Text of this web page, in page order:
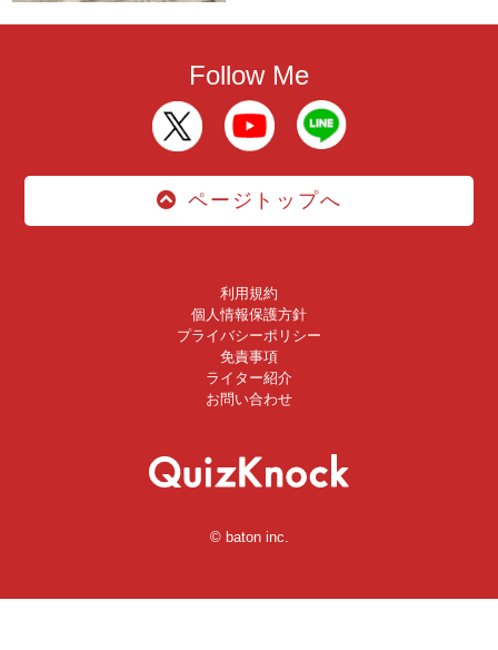
Follow Me
ページトップへ
利用規約
個人情報保護方針
プライバシーポリシー
免責事項
ライター紹介
お問い合わせ
© baton inc.